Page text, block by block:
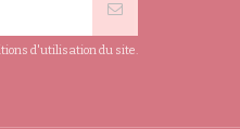
d'utilisation du site.